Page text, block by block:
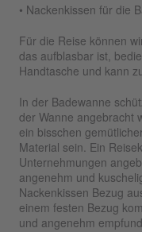
• Nackenkissen für die
Für die Reise können
das aufblasbar ist,
Handtasche und kann
In der Badewanne
der Wanne angebracht
ein bisschen
Material sein. Ein
Unternehmungen
angenehm und
Nackenkissen Bezug
einem festen Bezug
und angenehm